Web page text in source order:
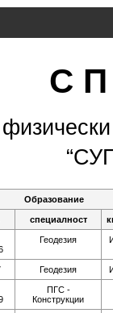
С
Образование
специалност
Геодезия
Геодезия
ПГС -
Конструкции